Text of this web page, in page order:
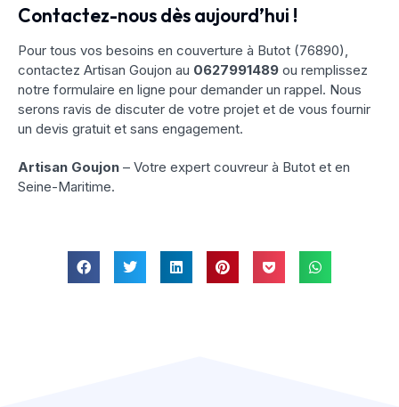
Contactez-nous dès aujourd’hui !
Pour tous vos besoins en couverture à Butot (76890),
contactez Artisan Goujon au 0627991489 ou remplissez
notre formulaire en ligne pour demander un rappel. Nous
serons ravis de discuter de votre projet et de vous fournir
un devis gratuit et sans engagement.
Artisan Goujon – Votre expert couvreur à Butot et en
Seine-Maritime.